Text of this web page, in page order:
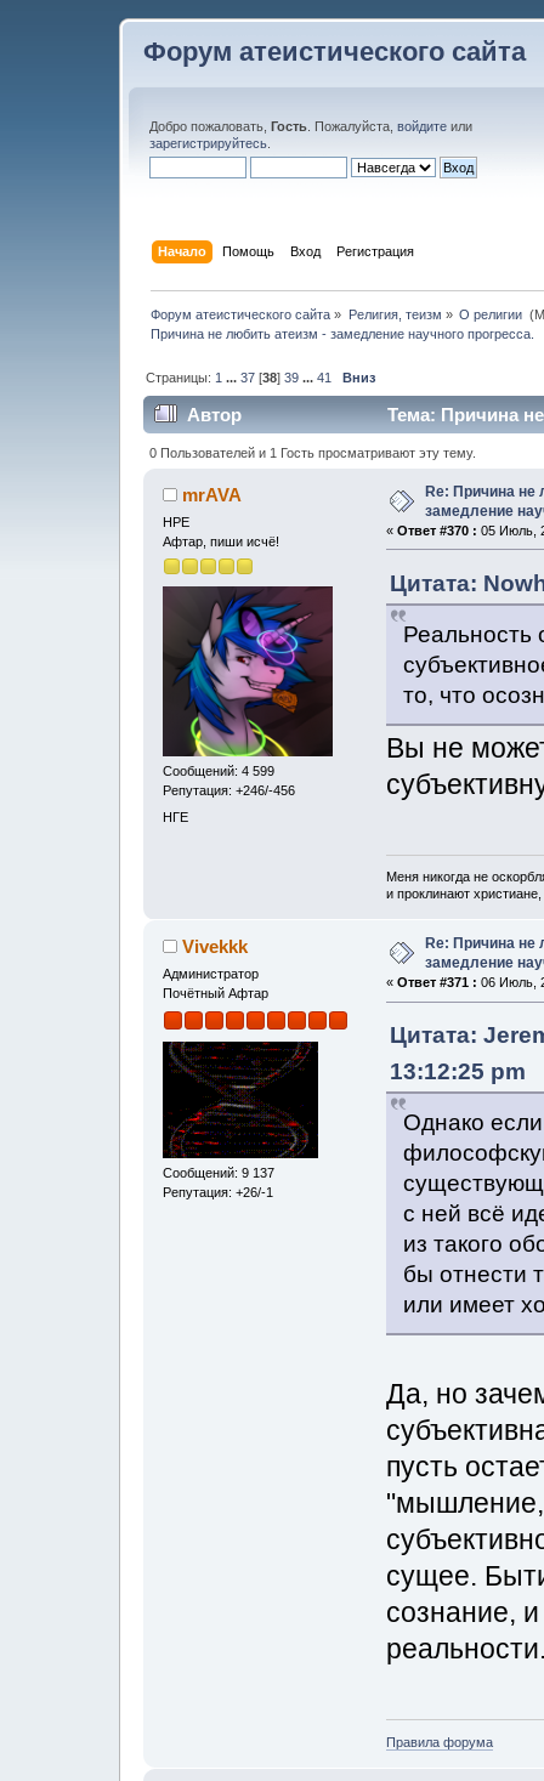
Форум атеистического сайта
Добро пожаловать, Гость . Пожалуйста, войдите или
зарегистрируйтесь
Начало Помощь Вход Регистрация
Форум атеистического сайта » Религия, теизм » О религии
Причина не любить атеизм - замедление научного прогресса.
Страницы: 1 ...37 [38]39 ...41 Вниз
Автор
Тема: Причина
(Прочитано 240018 раз)
0 Пользователей и 1 Гость просматривают эту тему.
mrAVA
НРЕ
Афтар, пиши исчё!
Сообщений: 4 599
Репутация: +246/-456
НГЕ
Re: Причина не
замедление
« Ответ #370 : 05 Июль,
Цитата:
Реальность
то, что
Вы не
Меня никогда не
и проклинают
Vivekkk
Администратор
Почётный Афтар
Сообщений: 9 137
Репутация: +26/-1
Re: Причина не
замедление
« Ответ #371 : 06 Июль,
Цитата:
13:12:25 pm
Однако
с ней всё
из такого
бы отнести
или имеет
Да, но
пусть
"мышление,
сущее.
сознание,
Правила форума